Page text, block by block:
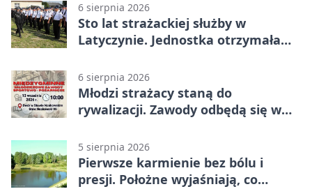
6 sierpnia 2026
Sto lat strażackiej służby w
Latyczynie. Jednostka otrzymała
6 sierpnia 2026
Młodzi strażacy staną do
rywalizacji. Zawody odbędą się w
5 sierpnia 2026
Pierwsze karmienie bez bólu i
presji. Położne wyjaśniają, co